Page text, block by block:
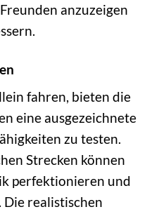
anzuzeigen
fahren, bieten die
eine ausgezeichnete
zu testen.
Strecken können
perfektionieren und
Die realistischen